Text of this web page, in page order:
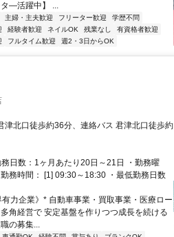
タ―活躍中】 ...
主婦・主夫歓迎 フリーター歓迎
学歴不問
経験者歓迎 ネイルOK 残業なし
有資格者歓迎
フルタイム歓迎 週2・3日からOK
津北口徒歩約36分、連絡バス 君津北口徒歩約
日数：1ヶ月あたり20日～21日 ・勤務曜
務時間： [1] 09:30～18:30 ・最低勤務日数
力企業》* 自動車事業・買取事業・医療ロー
角経営で 安定基盤を作りつつ成長を続ける
の募集...